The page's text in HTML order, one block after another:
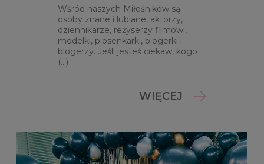
Wśród naszych Miłośników są
osoby znane i lubiane, aktorzy,
dziennikarze, reżyserzy filmowi,
modelki, piosenkarki, blogerki i
blogerzy. Jeśli jesteś ciekaw, kogo
(...)
WIĘCEJ